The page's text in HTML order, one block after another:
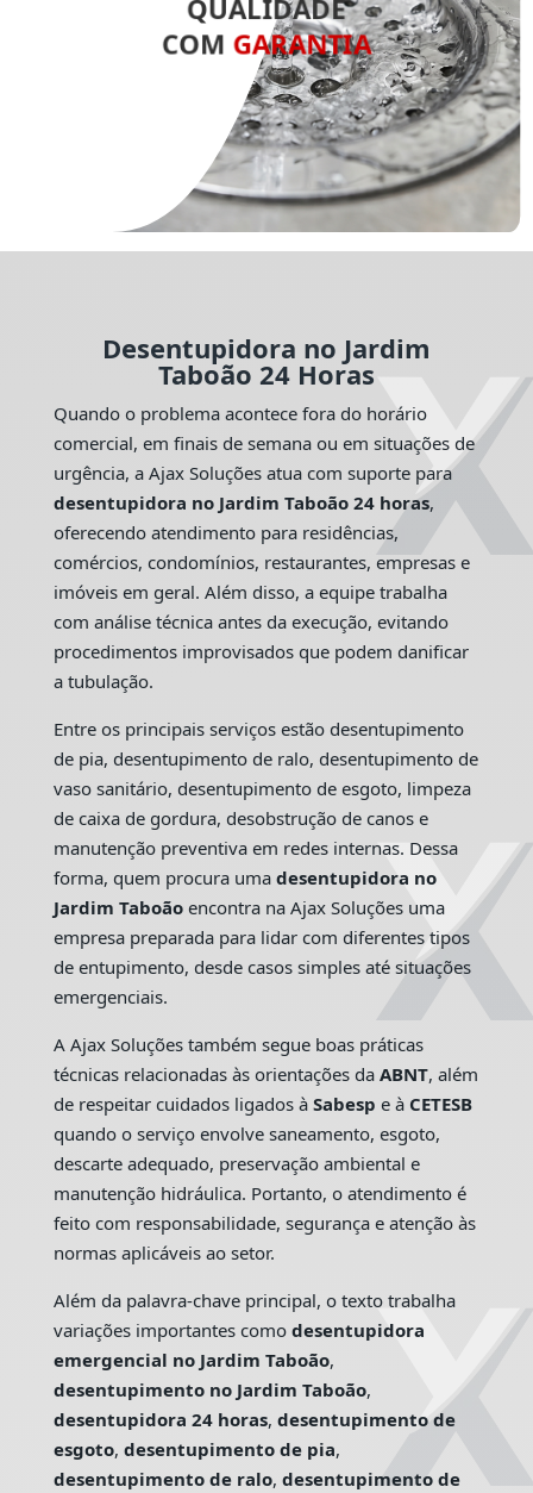
QUALIDADE
COM GARANTIA
Desentupidora no Jardim
Taboão 24 Horas
Quando o problema acontece fora do horário
comercial, em finais de semana ou em situações de
urgência, a Ajax Soluções atua com suporte para
desentupidora no Jardim Taboão 24 horas,
oferecendo atendimento para residências,
comércios, condomínios, restaurantes, empresas e
imóveis em geral. Além disso, a equipe trabalha
com análise técnica antes da execução, evitando
procedimentos improvisados que podem danificar
a tubulação.
Entre os principais serviços estão desentupimento
de pia, desentupimento de ralo, desentupimento de
vaso sanitário, desentupimento de esgoto, limpeza
de caixa de gordura, desobstrução de canos e
manutenção preventiva em redes internas. Dessa
forma, quem procura uma desentupidora no
Jardim Taboãoencontra na Ajax Soluções uma
empresa preparada para lidar com diferentes tipos
de entupimento, desde casos simples até situações
emergenciais.
A Ajax Soluções também segue boas práticas
técnicas relacionadas às orientações da ABNT, além
de respeitar cuidados ligados à Sabesp e à CETESB
quando o serviço envolve saneamento, esgoto,
descarte adequado, preservação ambiental e
manutenção hidráulica. Portanto, o atendimento é
feito com responsabilidade, segurança e atenção às
normas aplicáveis ao setor.
Além da palavra-chave principal, o texto trabalha
variações importantes como desentupidora
emergencial no Jardim Taboão,
desentupimento no Jardim Taboão,
desentupidora 24 horas, desentupimento de
esgoto, desentupimento de pia,
desentupimento de ralo, desentupimento de